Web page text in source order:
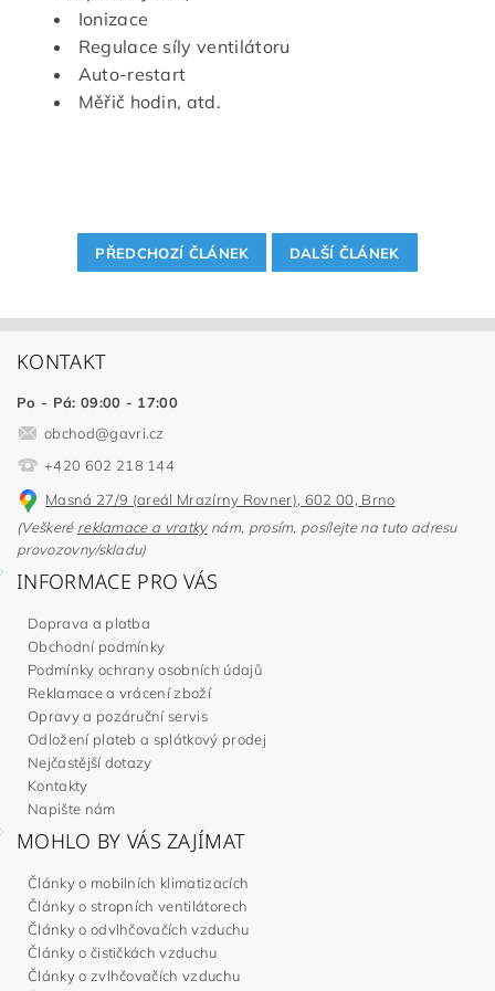
Ionizace
Regulace síly ventilátoru
Auto-restart
Měřič hodin, atd.
PŘEDCHOZÍ ČLÁNEK DALŠÍ ČLÁNEK
KONTAKT
Po - Pá: 09:00 - 17:00
obchod@gavri.cz
+420 602 218 144
Masná 27/9 (areál Mrazírny Rovner), 602 00, Brno
(Veškeré reklamace a vratkynám, prosím, posílejte na tuto adresu
provozovny/skladu)
INFORMACE PRO VÁS
Doprava a platba
Obchodní podmínky
Podmínky ochrany osobních údajů
Reklamace a vrácení zboží
Opravy a pozáruční servis
Odložení plateb a splátkový prodej
Nejčastější dotazy
Kontakty
Napište nám
MOHLO BY VÁS ZAJÍMAT
Články o mobilních klimatizacích
Články o stropních ventilátorech
Články o odvlhčovačích vzduchu
Články o čističkách vzduchu
Články o zvlhčovačích vzduchu